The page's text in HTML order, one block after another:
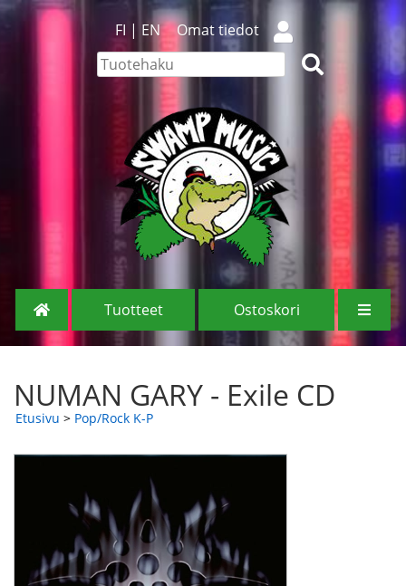
FI | EN Omat tiedot
Tuotteet Ostoskori
NUMAN GARY - Exile CD
Etusivu > Pop/Rock K-P